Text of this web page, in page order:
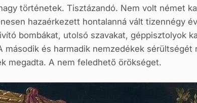
történetek. Tisztázandó. Nem volt német
hazaérkezett hontalanná vált tizennégy
bombákat, utolsó szavakat, géppisztolyok
második és harmadik nemzedékek
megadta. A nem feledhető örökséget.